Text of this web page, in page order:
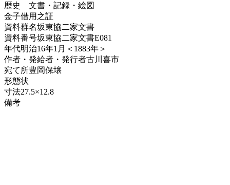
歴史
文書・記録・絵図
金子借用之証
資料群名坂東協二家文書
資料番号坂東協二家文書E081
年代明治16年1月＜1883年＞
作者・発給者・発行者古川喜市
宛て所豊岡保壌
形態状
寸法27.5×12.8
備考